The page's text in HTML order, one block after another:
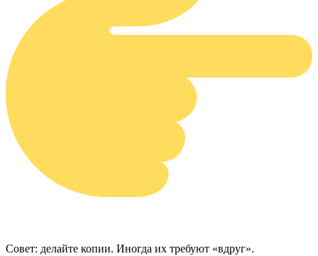
Совет: делайте копии. Иногда их требуют «вдруг».